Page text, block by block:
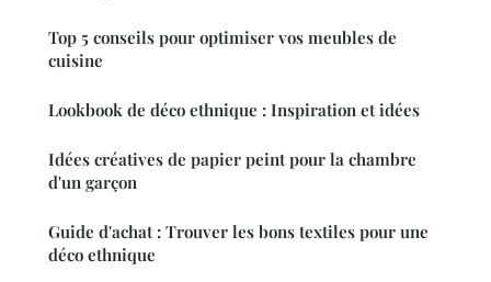
Top 5 conseils pour optimiser vos meubles de
cuisine
Lookbook de déco ethnique : Inspiration et idées
Idées créatives de papier peint pour la chambre
d'un garçon
Guide d'achat : Trouver les bons textiles pour une
déco ethnique